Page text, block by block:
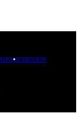
MISSION